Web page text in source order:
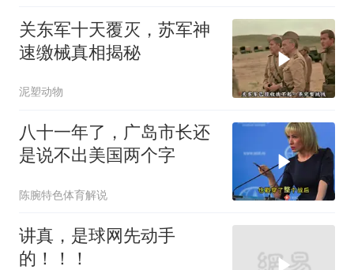
关东军十天覆灭，苏军神
速缴械真相揭秘
泥塑动物
八十一年了，广岛市长还
是说不出美国两个字
陈腕特色体育解说
讲真，是球网先动手
的！！！